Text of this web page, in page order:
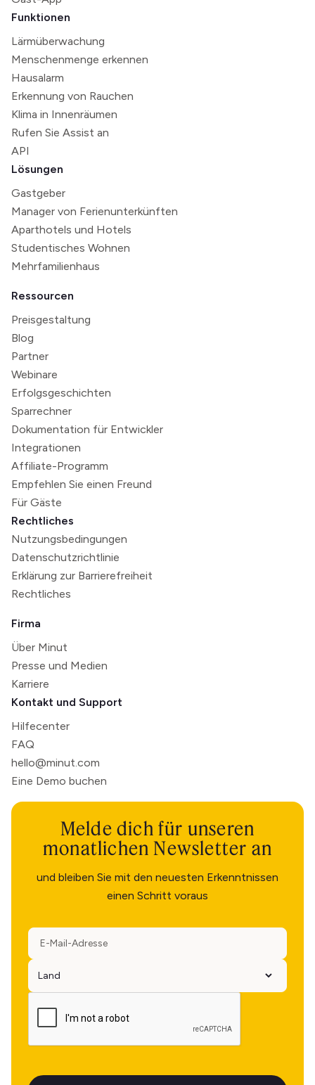
Funktionen
Lärmüberwachung
Menschenmenge erkennen
Hausalarm
Erkennung von Rauchen
Klima in Innenräumen
Rufen Sie Assist an
API
Lösungen
Gastgeber
Manager von Ferienunterkünften
Aparthotels und Hotels
Studentisches Wohnen
Mehrfamilienhaus
Ressourcen
Preisgestaltung
Blog
Partner
Webinare
Erfolgsgeschichten
Sparrechner
Dokumentation für Entwickler
Integrationen
Affiliate-Programm
Empfehlen Sie einen Freund
Für Gäste
Rechtliches
Nutzungsbedingungen
Datenschutzrichtlinie
Erklärung zur Barrierefreiheit
Rechtliches
Firma
Über Minut
Presse und Medien
Karriere
Kontakt und Support
Hilfecenter
FAQ
hello@minut.com
Eine Demo buchen
Melde dich für unseren
monatlichen Newsletter an
und bleiben Sie mit den neuesten Erkenntnissen
einen Schritt voraus